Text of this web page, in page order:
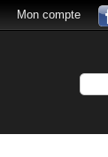
Mon compte